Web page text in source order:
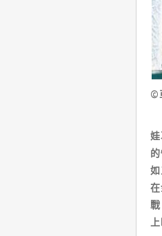
©
上